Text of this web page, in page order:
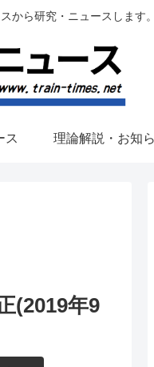
から研究・ニュースします
ス 理論解説・お知
(2019年9